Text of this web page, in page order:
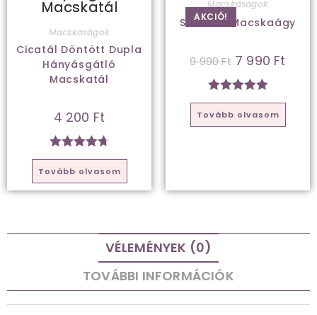
Macskaságok
Cicatál Döntött Dupla
Hányásgátló
Macskatál
4 200 Ft
Értékelés:
4.75/ 5
Tovább olvasom
AKCIÓ!
Macskaságok
Szőrmók Macskaágy
9 990Ft 7 990 Ft
Értékelés:
5.00/ 5
Tovább olvasom
VÉLEMÉNYEK (0)
TOVÁBBI INFORMÁCIÓK